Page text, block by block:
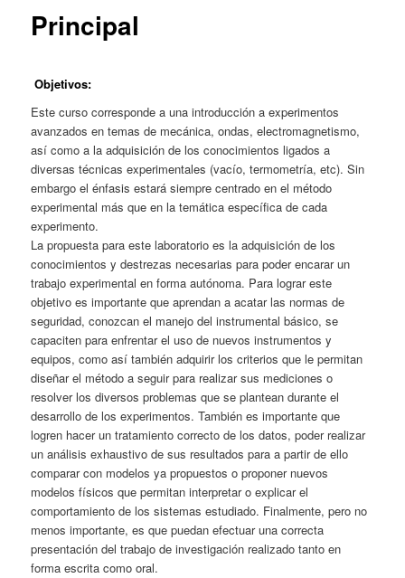
content
Principal
Objetivos:
Este curso corresponde a una introducción a experimentos
avanzados en temas de mecánica, ondas, electromagnetismo,
así como a la adquisición de los conocimientos ligados a
diversas técnicas experimentales (vacío, termometría, etc). Sin
embargo el énfasis estará siempre centrado en el método
experimental más que en la temática específica de cada
experimento.
La propuesta para este laboratorio es la adquisición de los
conocimientos y destrezas necesarias para poder encarar un
trabajo experimental en forma autónoma. Para lograr este
objetivo es importante que aprendan a acatar las normas de
seguridad, conozcan el manejo del instrumental básico, se
capaciten para enfrentar el uso de nuevos instrumentos y
equipos, como así también adquirir los criterios que le permitan
diseñar el método a seguir para realizar sus mediciones o
resolver los diversos problemas que se plantean durante el
desarrollo de los experimentos. También es importante que
logren hacer un tratamiento correcto de los datos, poder realizar
un análisis exhaustivo de sus resultados para a partir de ello
comparar con modelos ya propuestos o proponer nuevos
modelos físicos que permitan interpretar o explicar el
comportamiento de los sistemas estudiado. Finalmente, pero no
menos importante, es que puedan efectuar una correcta
presentación del trabajo de investigación realizado tanto en
forma escrita como oral.